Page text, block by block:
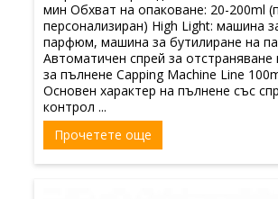
мин Обхват на опаковане: 20-200ml
персонализиран) High Light: машина
парфюм, машина за бутилиране на
Автоматичен спрей за отстраняване
за пълнене Capping Machine Line
Основен характер на пълнене със
контрол ...
Прочетете още